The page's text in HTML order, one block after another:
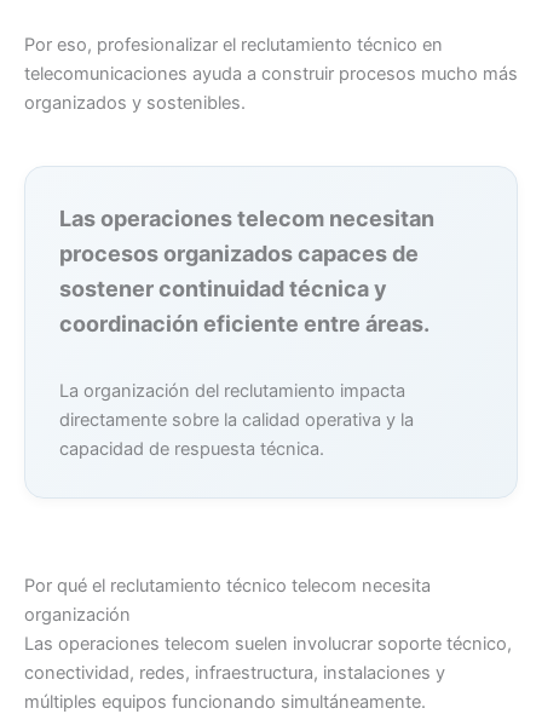
Por eso, profesionalizar el reclutamiento técnico en
telecomunicaciones ayuda a construir procesos mucho más
organizados y sostenibles.
Las operaciones telecom necesitan
procesos organizados capaces de
sostener continuidad técnica y
coordinación eficiente entre áreas.
La organización del reclutamiento impacta
directamente sobre la calidad operativa y la
capacidad de respuesta técnica.
Por qué el reclutamiento técnico telecom necesita
organización
Las operaciones telecom suelen involucrar soporte técnico,
conectividad, redes, infraestructura, instalaciones y
múltiples equipos funcionando simultáneamente.